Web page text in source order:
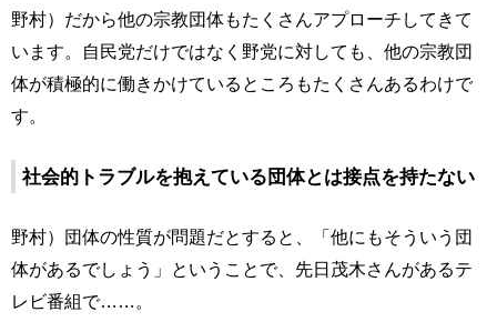
野村）だから他の宗教団体もたくさんアプローチしてきて
います。自民党だけではなく野党に対しても、他の宗教団
体が積極的に働きかけているところもたくさんあるわけで
す。
社会的トラブルを抱えている団体とは接点を持たない
野村）団体の性質が問題だとすると、「他にもそういう団
体があるでしょう」ということで、先日茂木さんがあるテ
レビ番組で……。